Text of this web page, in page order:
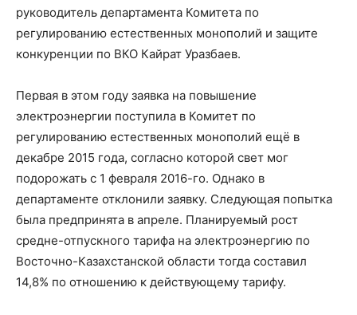
руководитель департамента Комитета по
регулированию естественных монополий и защите
конкуренции по ВКО Кайрат Уразбаев.
Первая в этом году заявка на повышение
электроэнергии поступила в Комитет по
регулированию естественных монополий ещё в
декабре 2015 года, согласно которой свет мог
подорожать с 1 февраля 2016-го. Однако в
департаменте отклонили заявку. Следующая попытка
была предпринята в апреле. Планируемый рост
средне-отпускного тарифа на электроэнергию по
Восточно-Казахстанской области тогда составил
14,8% по отношению к действующему тарифу.